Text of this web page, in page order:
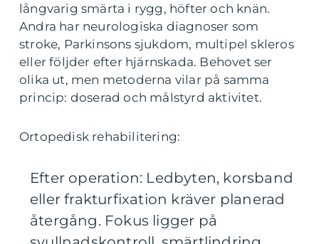
långvarig smärta i rygg, höfter och knän.
Andra har neurologiska diagnoser som
stroke, Parkinsons sjukdom, multipel skleros
eller följder efter hjärnskada. Behovet ser
olika ut, men metoderna vilar på samma
princip: doserad och målstyrd aktivitet.
Ortopedisk rehabilitering:
Efter operation: Ledbyten, korsband
eller frakturfixation kräver planerad
återgång. Fokus ligger på